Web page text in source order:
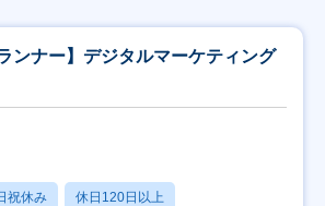
ンナー】デジタルマーケティング
祝休み 休日120日以上